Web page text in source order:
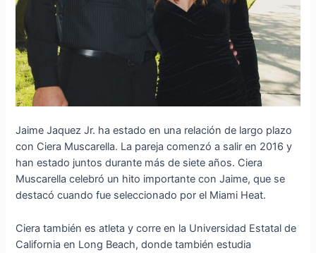
Jaime Jaquez Jr. ha estado en una relación de largo plazo
con Ciera Muscarella. La pareja comenzó a salir en 2016 y
han estado juntos durante más de siete años. Ciera
Muscarella celebró un hito importante con Jaime, que se
destacó cuando fue seleccionado por el Miami Heat.
Ciera también es atleta y corre en la Universidad Estatal de
California en Long Beach, donde también estudia